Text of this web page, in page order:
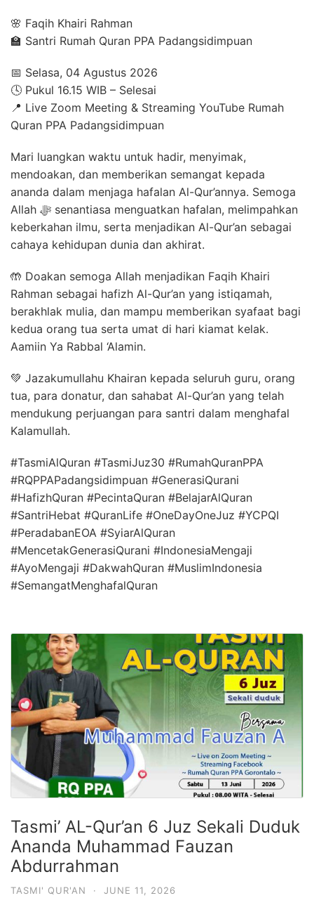
🌸 Faqih Khairi Rahman
🏫 Santri Rumah Quran PPA Padangsidimpuan
📅 Selasa, 04 Agustus 2026
🕓 Pukul 16.15 WIB – Selesai
📍 Live Zoom Meeting & Streaming YouTube Rumah
Quran PPA Padangsidimpuan
Mari luangkan waktu untuk hadir, menyimak,
mendoakan, dan memberikan semangat kepada
ananda dalam menjaga hafalan Al-Qur’annya. Semoga
Allah ﷻ senantiasa menguatkan hafalan, melimpahkan
keberkahan ilmu, serta menjadikan Al-Qur’an sebagai
cahaya kehidupan dunia dan akhirat.
🤲 Doakan semoga Allah menjadikan Faqih Khairi
Rahman sebagai hafizh Al-Qur’an yang istiqamah,
berakhlak mulia, dan mampu memberikan syafaat bagi
kedua orang tua serta umat di hari kiamat kelak.
Aamiin Ya Rabbal ‘Alamin.
💚 Jazakumullahu Khairan kepada seluruh guru, orang
tua, para donatur, dan sahabat Al-Qur’an yang telah
mendukung perjuangan para santri dalam menghafal
Kalamullah.
#TasmiAlQuran #TasmiJuz30 #RumahQuranPPA
#RQPPAPadangsidimpuan #GenerasiQurani
#HafizhQuran #PecintaQuran #BelajarAlQuran
#SantriHebat #QuranLife #OneDayOneJuz #YCPQI
#PeradabanEOA #SyiarAlQuran
#MencetakGenerasiQurani #IndonesiaMengaji
#AyoMengaji #DakwahQuran #MuslimIndonesia
#SemangatMenghafalQuran
Tasmi’ AL-Qur’an 6 Juz Sekali Duduk
Ananda Muhammad Fauzan
Abdurrahman
TASMI' QUR'AN · JUNE 11, 2026